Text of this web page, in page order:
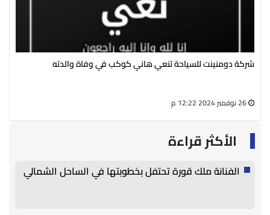
شركة دومنينت للسياحة تنعي هاني كوكب في وفاة والدته
الأكثر قراءة
الفنانة ملك قورة تحتفل بخطوبتها في الساحل الشمالي